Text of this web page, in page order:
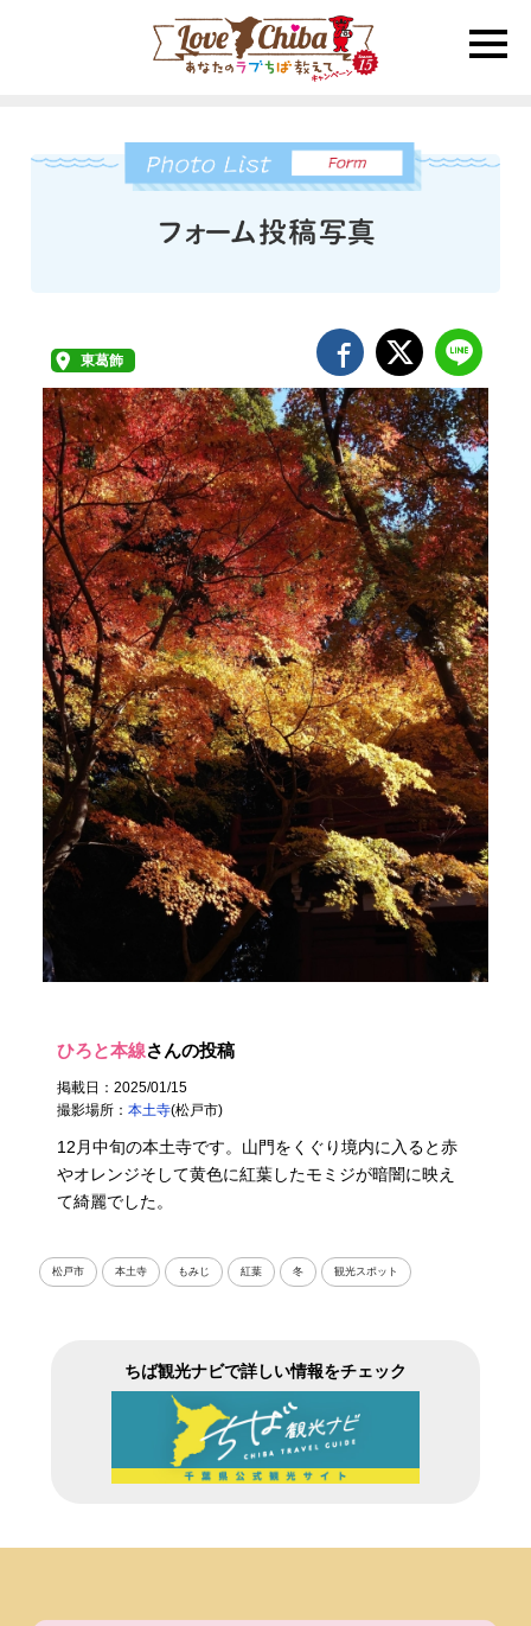
toggle
東葛飾
ひろと本線さんの投稿
掲載日：2025/01/15
撮影場所：本土寺(松戸市)
12月中旬の本土寺です。山門をくぐり境内に入ると赤
やオレンジそして黄色に紅葉したモミジが暗闇に映え
て綺麗でした。
松戸市 本土寺 もみじ 紅葉 冬 観光スポット
ちば観光ナビで詳しい情報をチェック